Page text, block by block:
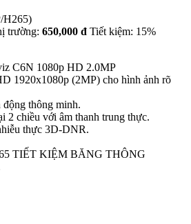
H265)
trường: 650,000 đ Tiết kiệm: 15%
C6N 1080p HD 2.0MP
1920x1080p (2MP) cho hình ảnh rõ
thông minh.
2 chiều với âm thanh trung thực.
thực 3D-DNR.
TIẾT KIỆM BĂNG THÔNG